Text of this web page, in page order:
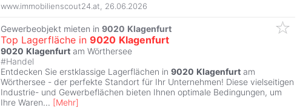
www.immobilienscout24.at 26.06.2026
Gewerbeobjekt mieten in 9020 Klagenfurt
Top Lagerfläche in 9020 Klagenfurt
9020 Klagenfurt am Wörthersee
#Handel
Entdecken Sie erstklassige Lagerflächen in 9020 Klagenfurt am
Wörthersee - der perfekte Standort für Ihr Unternehmen! Diese vielseitigen
Industrie- und Gewerbeflächen bieten Ihnen optimale Bedingungen, um
Ihre Waren... [Mehr]